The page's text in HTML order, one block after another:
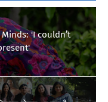
'I couldn’t